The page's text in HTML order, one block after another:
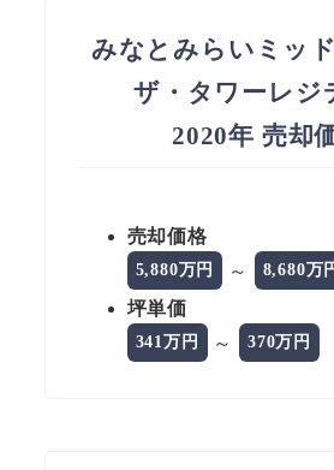
みなとみらいミッ
ザ・タワーレジ
2020年 売却
売却価格
5,880万円 ～ 8,680万
坪単価
341万円 ～ 370万円